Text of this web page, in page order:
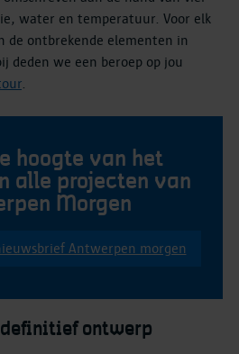
water en temperatuur. Voor elk
de ontbrekende elementen in
deden we een beroep op jou
.
hoogte van het
alle projecten van
Morgen
Antwerpen morgen
definitief ontwerp